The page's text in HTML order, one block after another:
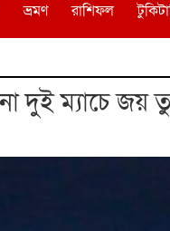
ভ্রমণ রাশিফল
দুই ম্যাচে জয়